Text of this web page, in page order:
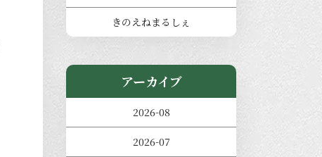
きのえねまるしぇ
アーカイブ
2026-08
2026-07